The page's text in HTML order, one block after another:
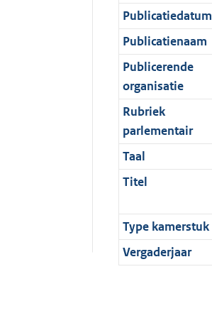
Publicatiedatum
Publicatienaam
Publicerende
organisatie
Rubriek
parlementair
Taal
Titel
Type kamerstuk
Vergaderjaar